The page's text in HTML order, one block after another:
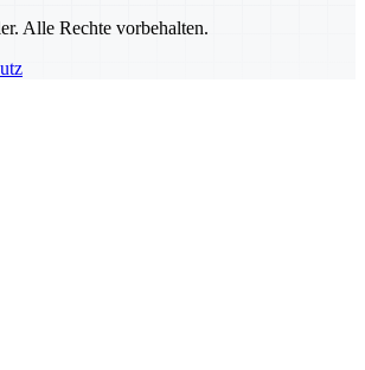
Alle Rechte vorbehalten.